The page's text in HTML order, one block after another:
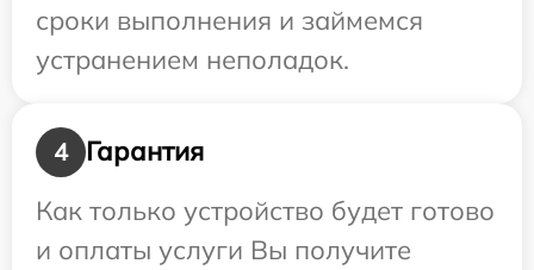
сроки выполнения и займемся
устранением неполадок.
4
Гарантия
Как только устройство будет готово
и оплаты услуги Вы получите